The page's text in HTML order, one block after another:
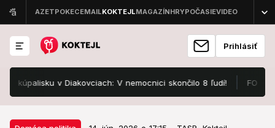
Prihlásiť
v Diakovciach: V nemocnici skončilo 8 ľudí! FOTO
Domáca politika 14. jún. 2026 o 17:15